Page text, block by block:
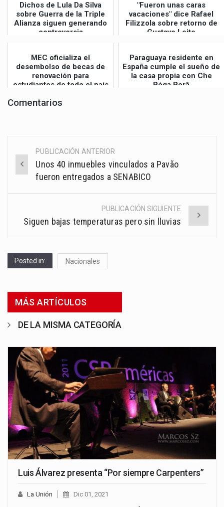
Dichos de Lula Da Silva
sobre Guerra de la Triple
Alianza siguen generando
controversia
"Fueron unas caras
vacaciones" dice Rafael
Filizzola sobre retorno de
Gustavo Leite
MEC oficializa el
desembolso de becas de
renovación para
estudiantes de todo el país
Paraguaya residente en
España cumple el sueño de
la casa propia con Che
Róga Porã
Comentarios
Post
navigation
PUBLICACIÓN ANTERIOR
Unos 40 inmuebles vinculados a Pavão
fueron entregados a SENABICO
PUBLICACIÓN SIGUIENTE
Siguen bajas temperaturas pero sin lluvias
Posted in: Nacionales
MÁS ARTÍCULOS
DE LA MISMA CATEGORÍA
Luis Álvarez presenta “Por siempre Carpenters”
La Unión Dic 01, 2021